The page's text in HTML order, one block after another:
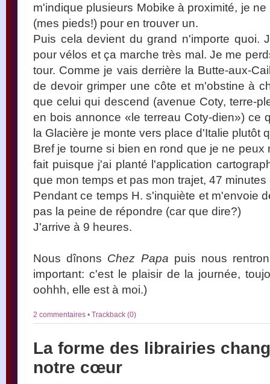
m'indique plusieurs Mobike à proximité, je
(mes pieds!) pour en trouver un.
Puis cela devient du grand n'importe quoi.
pour vélos et ça marche très mal. Je me
tour. Comme je vais derrière la Butte-aux-
de devoir grimper une côte et m'obstine à
que celui qui descend (avenue Coty, terre-
en bois annonce «le terreau Coty-dien») ce
la Glacière je monte vers place d'Italie plutôt
Bref je tourne si bien en rond que je ne
fait puisque j'ai planté l'application
que mon temps et pas mon trajet, 47
Pendant ce temps H. s'inquiète et m'envoie
pas la peine de répondre (car que dire?)
J'arrive à 9 heures.
Nous dînons Chez Papa puis nous
important: c'est le plaisir de la journée,
oohhh, elle est à moi.)
2 commentaires • Trackback (0)
La forme des librairies
notre cœur